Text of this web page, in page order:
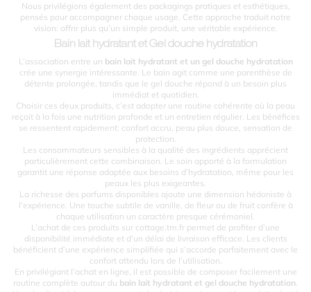
Nous privilégions également des packagings pratiques et esthétiques,
pensés pour accompagner chaque usage. Cette approche traduit notre
vision: offrir plus qu’un simple produit, une véritable expérience.
Bain lait hydratant et Gel douche hydratation
L’association entre un bain lait hydratant et un gel douche hydratation
crée une synergie intéressante. Le bain agit comme une parenthèse de
détente prolongée, tandis que le gel douche répond à un besoin plus
immédiat et quotidien.
Choisir ces deux produits, c’est adopter une routine cohérente où la peau
reçoit à la fois une nutrition profonde et un entretien régulier. Les bénéfices
se ressentent rapidement: confort accru, peau plus douce, sensation de
protection.
Les consommateurs sensibles à la qualité des ingrédients apprécient
particulièrement cette combinaison. Le soin apporté à la formulation
garantit une réponse adaptée aux besoins d’hydratation, même pour les
peaux les plus exigeantes.
La richesse des parfums disponibles ajoute une dimension hédoniste à
l’expérience. Une touche subtile de vanille, de fleur ou de fruit confère à
chaque utilisation un caractère presque cérémoniel.
L’achat de ces produits sur cottage.tm.fr permet de profiter d’une
disponibilité immédiate et d’un délai de livraison efficace. Les clients
bénéficient d’une expérience simplifiée qui s’accorde parfaitement avec le
confort attendu lors de l’utilisation.
En privilégiant l’achat en ligne, il est possible de composer facilement une
routine complète autour du bain lait hydratant et gel douche hydratation.